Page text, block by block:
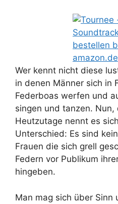
Wer kennt nicht diese
in denen Männer sich in
Federboas werfen und
singen und tanzen.
Heutzutage nennt es sich
Unterschied: Es sind
Frauen die sich grell
Federn vor Publikum
hingeben.
Man mag sich über Sinn